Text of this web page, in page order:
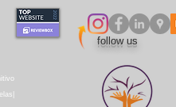
follow us